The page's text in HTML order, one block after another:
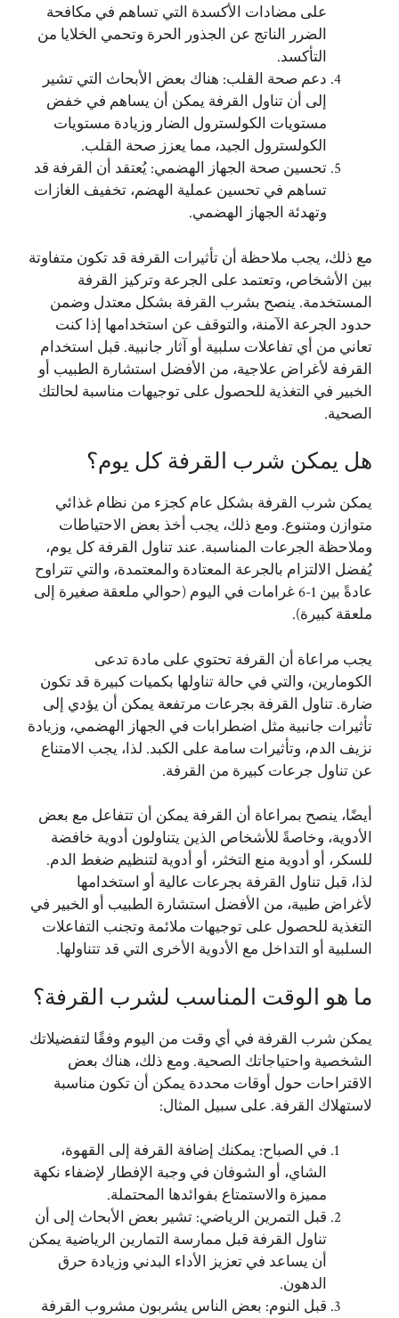
على مضادات الأكسدة التي تساهم في مكافحة
الضرر الناتج عن الجذور الحرة وتحمي الخلايا من
التأكسد.
دعم صحة القلب: هناك بعض الأبحاث التي تشير
إلى أن تناول القرفة يمكن أن يساهم في خفض
مستويات الكولسترول الضار وزيادة مستويات
الكولسترول الجيد، مما يعزز صحة القلب.
تحسين صحة الجهاز الهضمي: يُعتقد أن القرفة قد
تساهم في تحسين عملية الهضم، تخفيف الغازات
وتهدئة الجهاز الهضمي.
مع ذلك، يجب ملاحظة أن تأثيرات القرفة قد تكون متفاوتة
بين الأشخاص، وتعتمد على الجرعة وتركيز القرفة
المستخدمة. ينصح بشرب القرفة بشكل معتدل وضمن
حدود الجرعة الآمنة، والتوقف عن استخدامها إذا كنت
تعاني من أي تفاعلات سلبية أو آثار جانبية. قبل استخدام
القرفة لأغراض علاجية، من الأفضل استشارة الطبيب أو
الخبير في التغذية للحصول على توجيهات مناسبة لحالتك
الصحية.
هل يمكن شرب القرفة كل يوم؟
يمكن شرب القرفة بشكل عام كجزء من نظام غذائي
متوازن ومتنوع. ومع ذلك، يجب أخذ بعض الاحتياطات
وملاحظة الجرعات المناسبة. عند تناول القرفة كل يوم،
يُفضل الالتزام بالجرعة المعتادة والمعتمدة، والتي تتراوح
عادةً بين 1-6 غرامات في اليوم (حوالي ملعقة صغيرة إلى
ملعقة كبيرة).
يجب مراعاة أن القرفة تحتوي على مادة تدعى
الكومارين، والتي في حالة تناولها بكميات كبيرة قد تكون
ضارة. تناول القرفة بجرعات مرتفعة يمكن أن يؤدي إلى
تأثيرات جانبية مثل اضطرابات في الجهاز الهضمي، وزيادة
نزيف الدم، وتأثيرات سامة على الكبد. لذا، يجب الامتناع
عن تناول جرعات كبيرة من القرفة.
أيضًا، ينصح بمراعاة أن القرفة يمكن أن تتفاعل مع بعض
الأدوية، وخاصةً للأشخاص الذين يتناولون أدوية خافضة
للسكر، أو أدوية منع التخثر، أو أدوية لتنظيم ضغط الدم.
لذا، قبل تناول القرفة بجرعات عالية أو استخدامها
لأغراض طبية، من الأفضل استشارة الطبيب أو الخبير في
التغذية للحصول على توجيهات ملائمة وتجنب التفاعلات
السلبية أو التداخل مع الأدوية الأخرى التي قد تتناولها.
ما هو الوقت المناسب لشرب القرفة؟
يمكن شرب القرفة في أي وقت من اليوم وفقًا لتفضيلاتك
الشخصية واحتياجاتك الصحية. ومع ذلك، هناك بعض
الاقتراحات حول أوقات محددة يمكن أن تكون مناسبة
لاستهلاك القرفة. على سبيل المثال:
في الصباح: يمكنك إضافة القرفة إلى القهوة،
الشاي، أو الشوفان في وجبة الإفطار لإضفاء نكهة
مميزة والاستمتاع بفوائدها المحتملة.
قبل التمرين الرياضي: تشير بعض الأبحاث إلى أن
تناول القرفة قبل ممارسة التمارين الرياضية يمكن
أن يساعد في تعزيز الأداء البدني وزيادة حرق
الدهون.
قبل النوم: بعض الناس يشربون مشروب القرفة